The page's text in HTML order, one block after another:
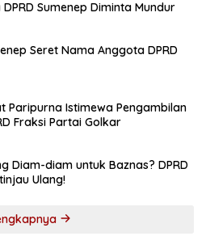
Sumenep Diminta Mundur
Seret Nama Anggota DPRD
Paripurna Istimewa Pengambilan
Fraksi Partai Golkar
Diam-diam untuk Baznas? DPRD
Ulang!